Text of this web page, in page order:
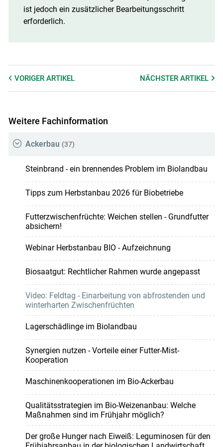
ist jedoch ein zusätzlicher Bearbeitungsschritt
erforderlich.
VORIGER ARTIKEL NÄCHSTERARTIKEL
Weitere Fachinformation
Ackerbau (37)
Steinbrand - ein brennendes Problem im Biolandbau
Tipps zum Herbstanbau 2026 für Biobetriebe
Futterzwischenfrüchte: Weichen stellen - Grundfutter
absichern!
Webinar Herbstanbau BIO - Aufzeichnung
Biosaatgut: Rechtlicher Rahmen wurde angepasst
Video: Feldtag - Einarbeitung von abfrostenden und
winterharten Zwischenfrüchten
Lagerschädlinge im Biolandbau
Synergien nutzen - Vorteile einer Futter-Mist-
Kooperation
Maschinenkooperationen im Bio-Ackerbau
Qualitätsstrategien im Bio-Weizenanbau: Welche
Maßnahmen sind im Frühjahr möglich?
Der große Hunger nach Eiweiß: Leguminosen für den